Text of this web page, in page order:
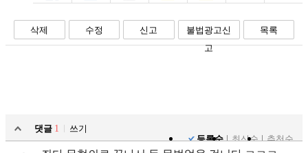
페북 트윗 밴드 카톡 카스 복사 스크랩
삭제 수정 신고
불법광고신
고
목록
댓글 1
쓰기
등록순
최신순 추천순